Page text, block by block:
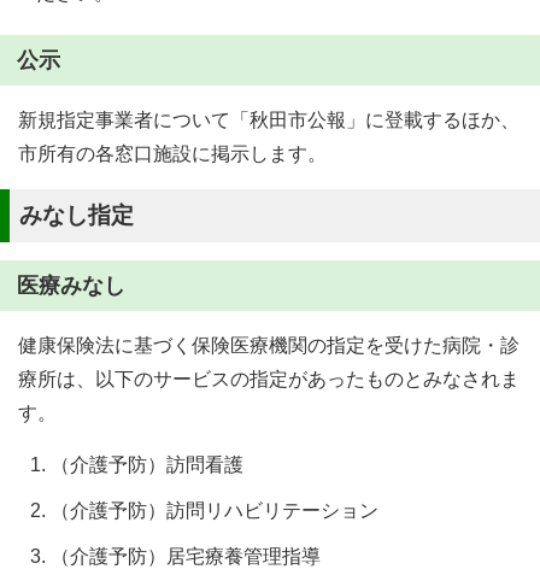
公示
新規指定事業者について「秋田市公報」に登載するほか、
市所有の各窓口施設に掲示します。
みなし指定
医療みなし
健康保険法に基づく保険医療機関の指定を受けた病院・診
療所は、以下のサービスの指定があったものとみなされま
す。
（介護予防）訪問看護
（介護予防）訪問リハビリテーション
（介護予防）居宅療養管理指導